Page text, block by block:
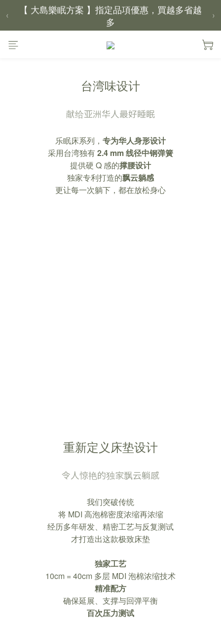
【 大島樂眠方案 】指定品項優惠，買越多省越
多
【新家入厝禮】新家起點，送上祝福
倒數 3天09小時09分鐘42秒
‹ ›
台湾味设计
献给亚洲华人最好睡眠
乐眠床系列， 专为华人身形设计
采用台湾独有2.4 mm 线径中钢弹簧
提供硬 Q 感的撑腰设计
独家专利打造的飘云躺感
更让每一次躺下，都在放松身心
重新定义床垫设计
令人惊艳的独家飘云躺感
我们突破传统
将 MDI 高泡棉密度浓缩再浓缩
经历多年研发、精密工艺与反复测试
才打造出这款极致床垫
独家工艺
10cm = 40cm 多层 MDI 泡棉浓缩技术
精准配方
确保延展、支撑与回弹平衡
百次压力测试